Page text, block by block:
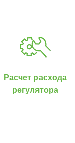
Расчет расхода
регулятора